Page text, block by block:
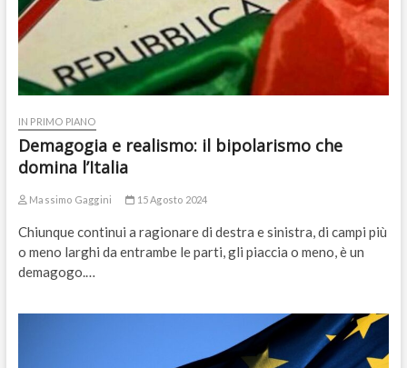
IN PRIMO PIANO
Demagogia e realismo: il bipolarismo che
domina l’Italia
Massimo Gaggini 15 Agosto 2024
Chiunque continui a ragionare di destra e sinistra, di campi più
o meno larghi da entrambe le parti, gli piaccia o meno, è un
demagogo.…